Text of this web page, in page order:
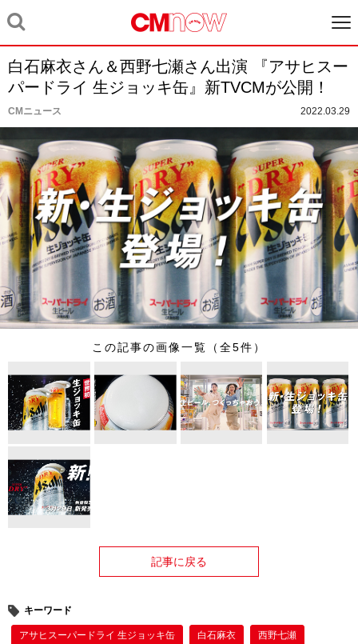
白石麻衣さん＆西野七瀬さん出演 『アサヒスー
パードライ 生ジョッキ缶』新TVCMが公開！
CMニュース 2022.03.29
この記事の画像一覧（全5件）
記事に戻る
キーワード
アサヒスーパードライ 生ジョッキ缶 白石麻衣 西野七瀬